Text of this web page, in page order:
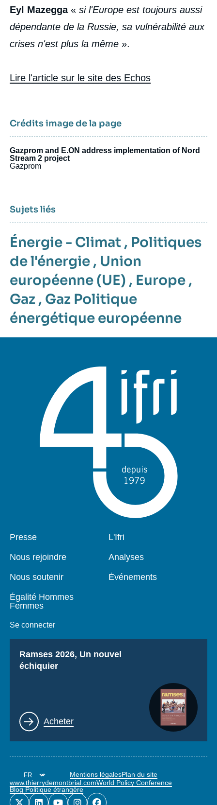
Eyl Mazegga« si l'Europe est toujours aussi
dépendante de la Russie, sa vulnérabilité aux
crises n'est plus la même ».
Lire l'article sur le site des Echos
Crédits image de la page
Gazprom and E.ON address implementation of Nord
Stream 2 project
Gazprom
Sujets liés
Énergie - Climat , Politiques
de l'énergie , Union
européenne (UE) , Europe ,
Gaz , Gaz Politique
énergétique européenne
Pied
Presse
Nous rejoindre
Nous soutenir
Égalité Hommes
Femmes
Se connecter
Navigation
L'Ifri
Analyses
Événements
Titre
Ramses 2026, Un nouvel
échiquier
Lien
Acheter
Mentions légalesPlan du site
www.thierrydemontbrial.comWorld Policy Conference
Blog Politique étrangère